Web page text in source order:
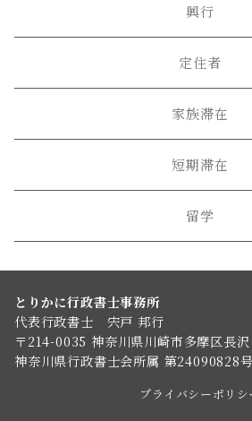
興行
定住者
家族滞在
短期滞在
留学
とりかに行政書士事務所
代表行政書士 宍戸 邦行
〒214-0035 神奈川県川崎市多摩区長沢
神奈川県行政書士会所属 第24090828号
プライバシーポリシ